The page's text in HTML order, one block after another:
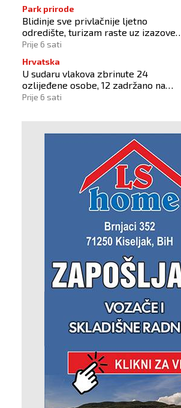
Park prirode
Blidinje sve privlačnije ljetno
odredište, turizam raste uz izazove
očuvanja prirode
Prije 6 sati
Hrvatska
U sudaru vlakova zbrinute 24
ozlijeđene osobe, 12 zadržano na
liječenju
Prije 6 sati